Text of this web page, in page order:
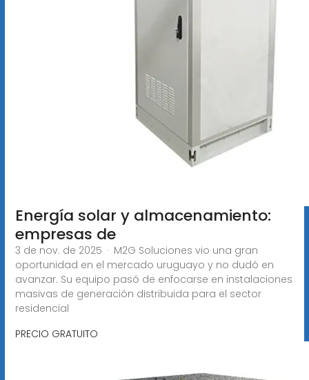
Energía solar y almacenamiento:
empresas de
3 de nov. de 2025 · M2G Soluciones vio una gran
oportunidad en el mercado uruguayo y no dudó en
avanzar. Su equipo pasó de enfocarse en instalaciones
masivas de generación distribuida para el sector
residencial
PRECIO GRATUITO